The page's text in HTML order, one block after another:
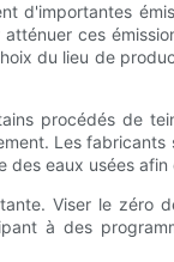
d'importantes
ces
du lieu de
procédés de
Les
eaux usées
Viser le zéro
à des